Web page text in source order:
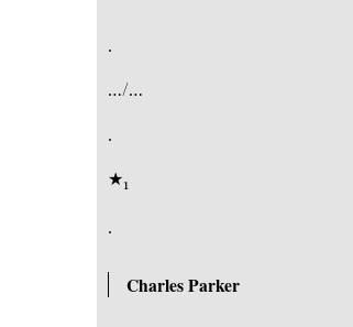
.
…/…
.
★1
.
Charles Parker